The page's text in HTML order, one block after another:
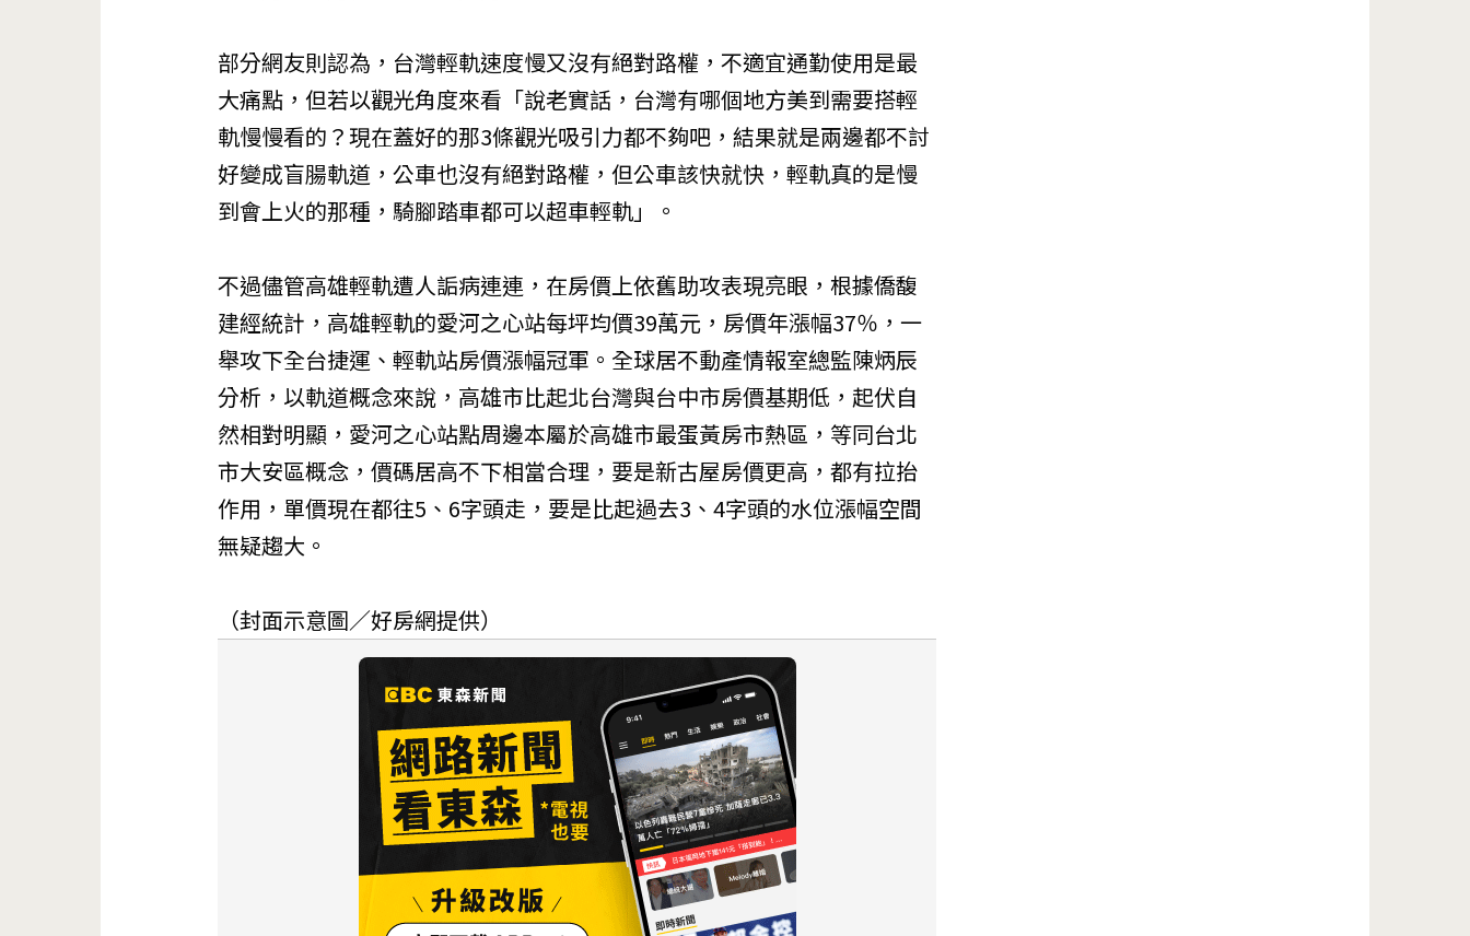
部分網友則認為，台灣輕軌速度慢又沒有絕對路權，不適宜通勤使用是最
大痛點，但若以觀光角度來看「說老實話，台灣有哪個地方美到需要搭輕
軌慢慢看的？現在蓋好的那3條觀光吸引力都不夠吧，結果就是兩邊都不討
好變成盲腸軌道，公車也沒有絕對路權，但公車該快就快，輕軌真的是慢
到會上火的那種，騎腳踏車都可以超車輕軌」。
不過儘管高雄輕軌遭人詬病連連，在房價上依舊助攻表現亮眼，根據僑馥
建經統計，高雄輕軌的愛河之心站每坪均價39萬元，房價年漲幅37％，一
舉攻下全台捷運、輕軌站房價漲幅冠軍。全球居不動產情報室總監陳炳辰
分析，以軌道概念來說，高雄市比起北台灣與台中市房價基期低，起伏自
然相對明顯，愛河之心站點周邊本屬於高雄市最蛋黃房市熱區，等同台北
市大安區概念，價碼居高不下相當合理，要是新古屋房價更高，都有拉抬
作用，單價現在都往5、6字頭走，要是比起過去3、4字頭的水位漲幅空間
無疑趨大。
（封面示意圖／好房網提供）